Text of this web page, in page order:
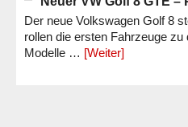
Der neue Volkswagen Golf 8
rollen die ersten Fahrzeuge
Modelle … [Weiter]